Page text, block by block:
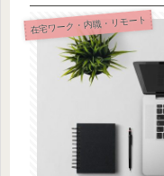
在宅ワーク・内職・リモート